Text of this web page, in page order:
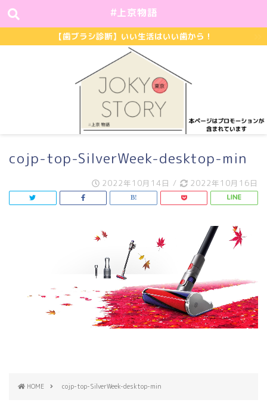
#上京物語
【歯ブラシ診断】いい生活はいい歯から！
cojp-top-SilverWeek-desktop-min
2022年10月14日 / 2022年10月16日
HOME cojp-top-SilverWeek-desktop-min